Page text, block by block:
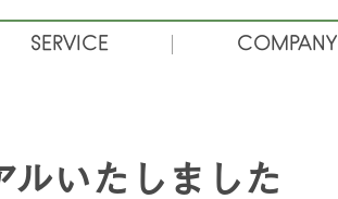
SERVICE COMPANY
ルいたしました